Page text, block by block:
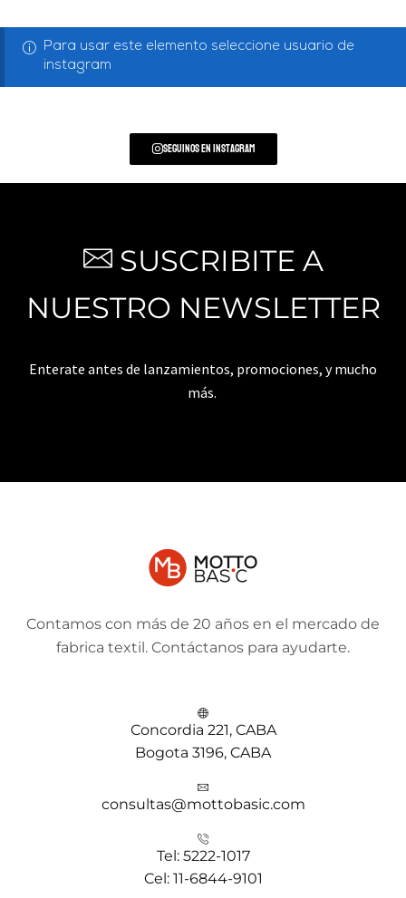
Para usar este elemento seleccione usuario de
instagram
Seguinos en Instagram
SUSCRIBITE A
NUESTRO NEWSLETTER
Enterate antes de lanzamientos, promociones, y mucho
más.
Contamos con más de 20 años en el mercado de
fabrica textil. Contáctanos para ayudarte.
Concordia 221, CABA
Bogota 3196, CABA
consultas@mottobasic.com
Tel: 5222-1017
Cel: 11-6844-9101